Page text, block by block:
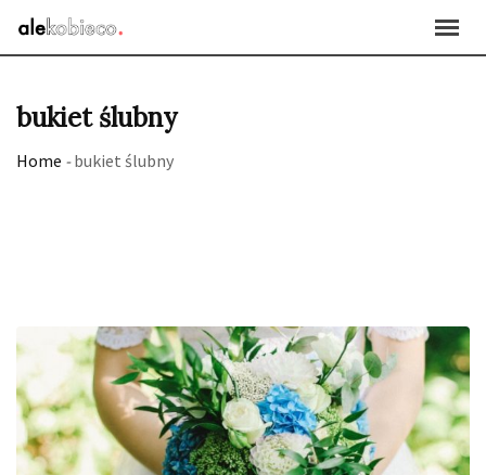
bukiet ślubny
Home -bukiet ślubny